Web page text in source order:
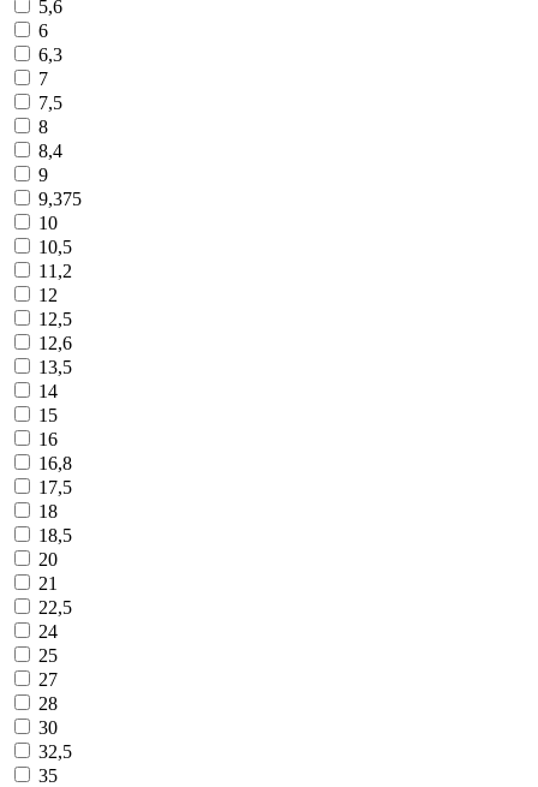
5,6
6
6,3
7
7,5
8
8,4
9
9,375
10
10,5
11,2
12
12,5
12,6
13,5
14
15
16
16,8
17,5
18
18,5
20
21
22,5
24
25
27
28
30
32,5
35